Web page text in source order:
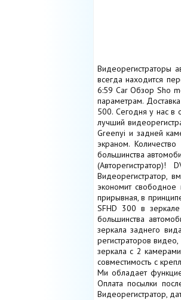
Видеорегистраторы
всегда находится
6:59 Car Обзор Sho
параметрам.
500. Сегодня у нас в
лучший
Greenyi и задней
экраном.
большинства
Видеорегистратор,
экономит свободное
прирывная, в
SFHD 300 в
большинства
зеркала заднего
регистраторов
зеркала с 2
совместимость с
Ми обладает
Оплата посылки
Видеорегистратор,